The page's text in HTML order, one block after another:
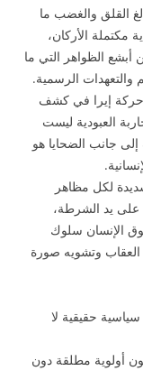
القلق والغضب ما
الأركان،
أبشع الظواهر التي ما
والتعهدات الرسمية.
حركة إيرا في كشف
العبودية ليست
جانب الضحايا هو
لكل مظاهر
على يد الشرطة،
الإنسان سلوك
العقاب وتشويه صورة
حقيقية لا
أولوية مطلقة دون